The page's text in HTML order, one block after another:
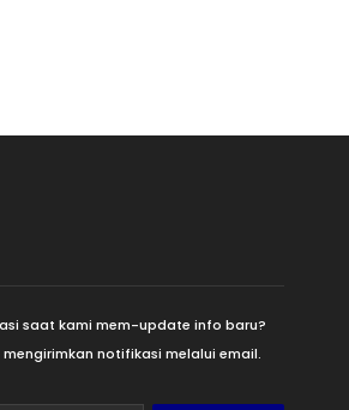
saat kami mem-update info baru?
notifikasi melalui email.